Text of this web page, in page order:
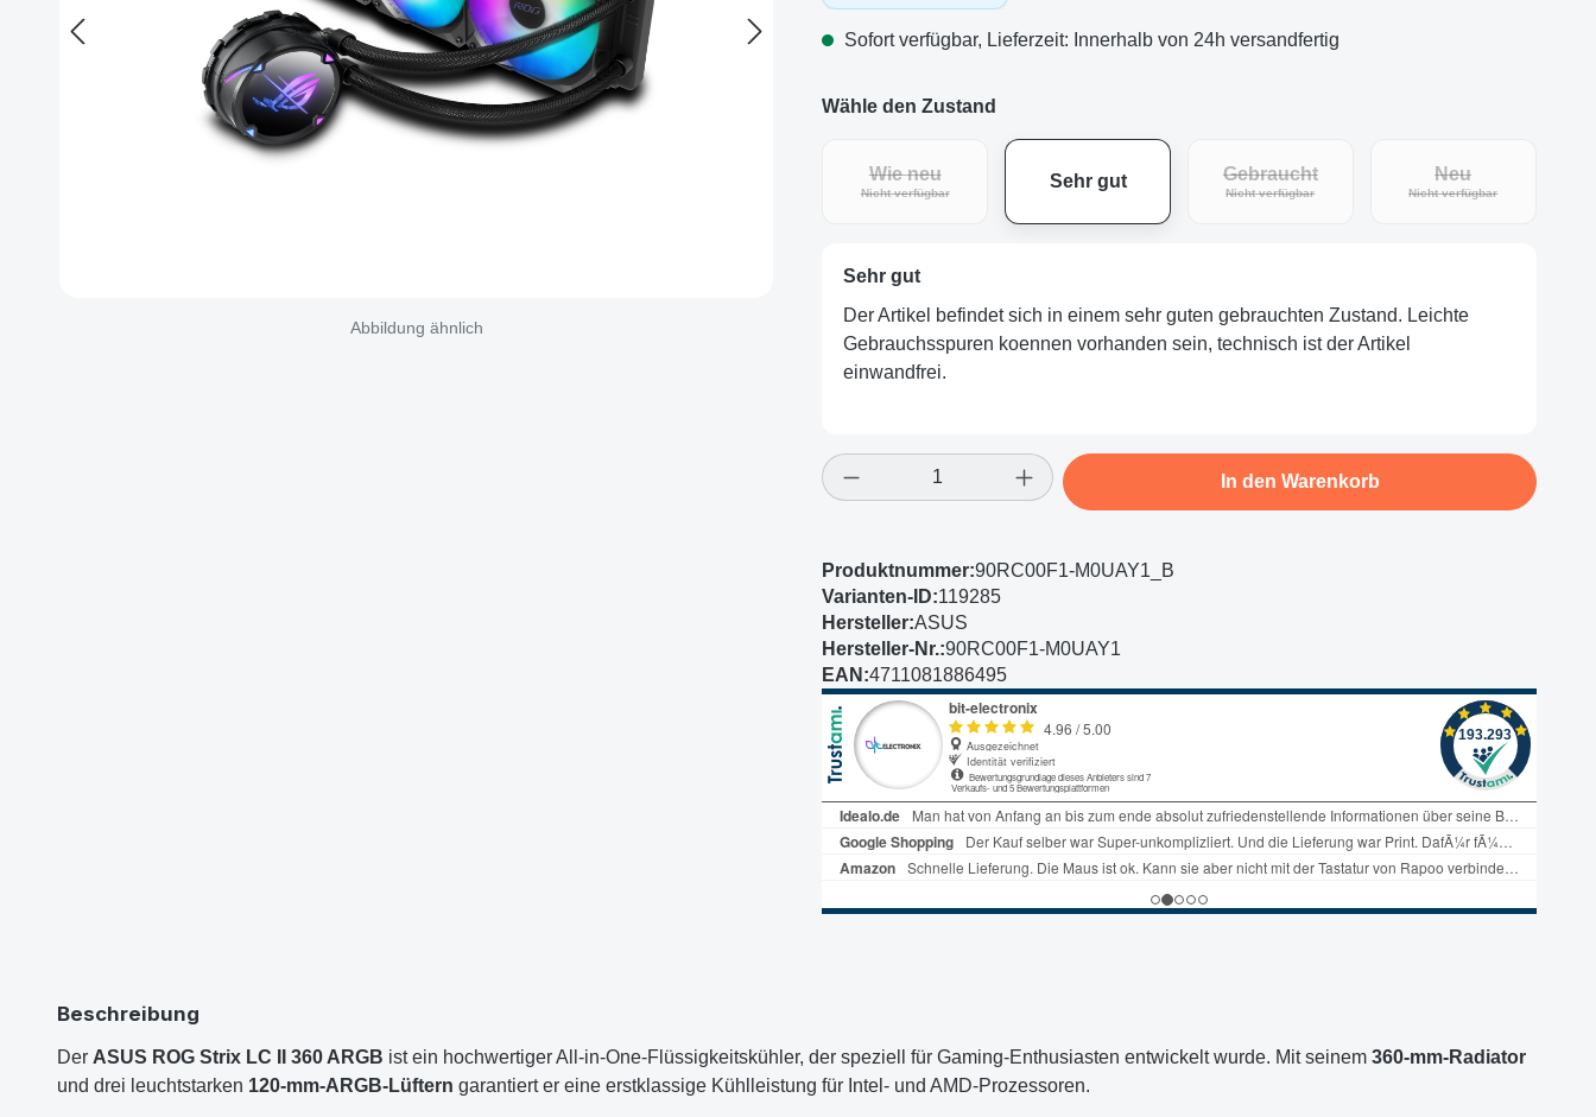
Abbildung ähnlich
Sofort verfügbar, Lieferzeit: Innerhalb von 24h versandfertig
Wähle den Zustand
Wie neu
Nicht verfügbar(Diese Option ist zurzeit nicht verfügbar.)
Sehr gut Gebraucht
Nicht verfügbar(Diese Option ist zurzeit nicht verfügbar.)
Neu
Nicht verfügbar(Diese Option ist
Sehr gut
Der Artikel befindet sich in einem sehr guten gebrauchten Zustand. Leichte
Gebrauchsspuren koennen vorhanden sein, technisch ist der Artikel
einwandfrei.
Produkt Anzahl: Gib den gewünschten Wert ein oder
In den Warenkorb
Produktnummer:90RC00F1-M0UAY1_B
Varianten-ID:119285
Hersteller:ASUS
Hersteller-Nr.:90RC00F1-M0UAY1
EAN:4711081886495
Beschreibung
Der ASUS ROG Strix LC II 360 ARGB ist ein hochwertiger All-in-One-Flüssigkeitskühler, der speziell für Gaming-Enthusiasten entwickelt wurde. Mit seinem 360-mm-Radiator
und drei leuchtstarken 120-mm-ARGB-Lüftern garantiert er eine erstklassige Kühlleistung für Intel- und AMD-Prozessoren.